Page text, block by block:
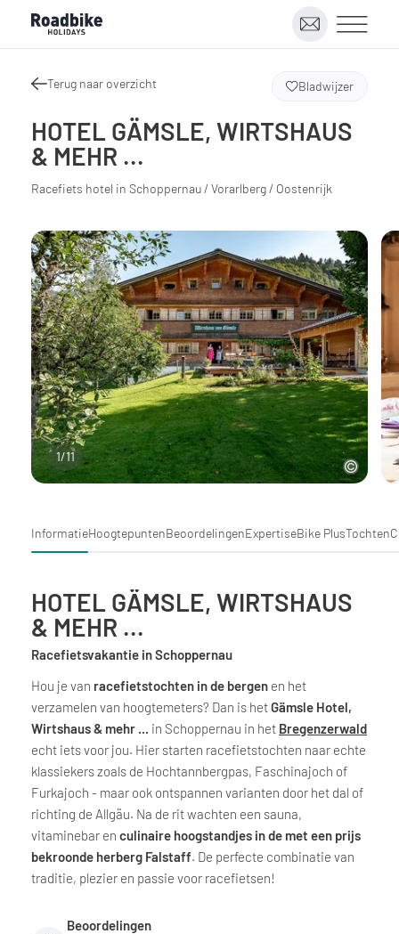
Terug naar overzicht
HOTEL GÄMSLE, WIRTSHAUS
& MEHR ...
Racefiets hotel in Schoppernau / Vorarlberg / Oostenrijk
Bladwijzer
1/11
InformatieHoogtepuntenBeoordelingenExpertiseBike PlusTochten
HOTEL GÄMSLE, WIRTSHAUS
& MEHR ...
Racefietsvakantie in Schoppernau
Hou je van racefietstochten in de bergen en het
verzamelen van hoogtemeters? Dan is hetGämsle Hotel,
Wirtshaus & mehr ... in Schoppernau in het Bregenzerwald
echt iets voor jou. Hier starten racefietstochten naar echte
klassiekers zoals de Hochtannbergpas, Faschinajoch of
Furkajoch - maar ook ontspannen varianten door het dal of
richting de Allgäu. Na de rit wachten een sauna,
vitaminebar en culinaire hoogstandjes in de met een prijs
bekroonde herberg Falstaff. De perfecte combinatie van
traditie, plezier en passie voor racefietsen!
Beoordelingen